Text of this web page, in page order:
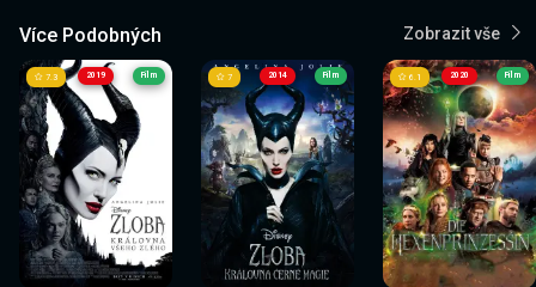
Více Podobných Zobrazit vše
2019
Sledovat
nyní
7.3 Film
Sledovat
nyní
2014
Sledovat
nyní
7 Film
Sledovat
nyní
2020
Sledovat
nyní
6.1 Film
Sledovat
nyní